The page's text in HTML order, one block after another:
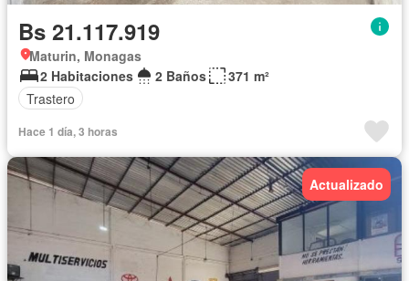
Bs 21.117.919
Maturin, Monagas
2 Habitaciones
2 Baños
371 m²
Trastero
Hace 1 día, 3 horas
Actualizado